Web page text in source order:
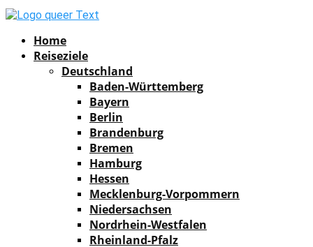
Home
Reiseziele
Deutschland
Baden-Württemberg
Bayern
Berlin
Brandenburg
Bremen
Hamburg
Hessen
Mecklenburg-Vorpommern
Niedersachsen
Nordrhein-Westfalen
Rheinland-Pfalz